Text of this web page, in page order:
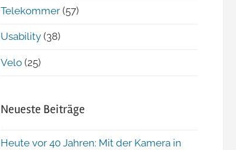
Telekommer (57)
Usability (38)
Velo (25)
Neueste Beiträge
Heute vor 40 Jahren: Mit der Kamera in